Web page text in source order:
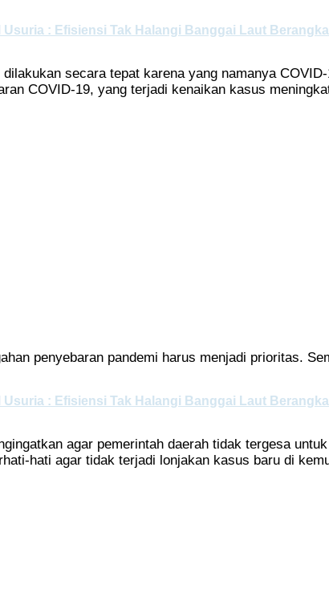
Usuria : Efisiensi Tak Halangi Banggai Laut
secara tepat karena yang namanya
COVID-19, yang terjadi kenaikan kasus
penyebaran pandemi harus menjadi prioritas.
Usuria : Efisiensi Tak Halangi Banggai Laut
agar pemerintah daerah tidak tergesa
hati agar tidak terjadi lonjakan kasus baru di